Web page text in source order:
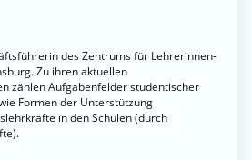
des Zentrums für Lehrerinnen-
Zu ihren aktuellen
zählen Aufgabenfelder studentischer
Formen der Unterstützung
in den Schulen (durch